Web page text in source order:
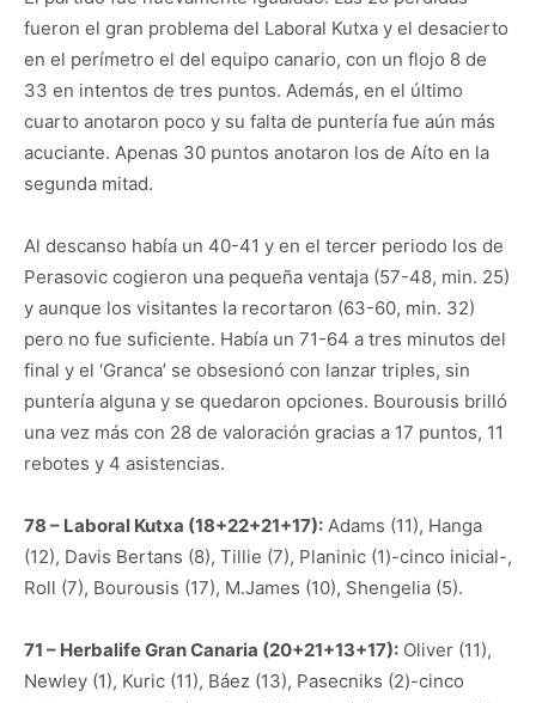
fueron el gran problema del Laboral Kutxa y el desacierto
en el perímetro el del equipo canario, con un flojo 8 de
33 en intentos de tres puntos. Además, en el último
cuarto anotaron poco y su falta de puntería fue aún más
acuciante. Apenas 30 puntos anotaron los de Aíto en la
segunda mitad.
Al descanso había un 40-41 y en el tercer periodo los de
Perasovic cogieron una pequeña ventaja (57-48, min. 25)
y aunque los visitantes la recortaron (63-60, min. 32)
pero no fue suficiente. Había un 71-64 a tres minutos del
final y el ‘Granca’ se obsesionó con lanzar triples, sin
puntería alguna y se quedaron opciones. Bourousis brilló
una vez más con 28 de valoración gracias a 17 puntos, 11
rebotes y 4 asistencias.
78 – Laboral Kutxa (18+22+21+17): Adams (11), Hanga
(12), Davis Bertans (8), Tillie (7), Planinic (1)-cinco inicial-,
Roll (7), Bourousis (17), M.James (10), Shengelia (5).
71 – Herbalife Gran Canaria (20+21+13+17): Oliver (11),
Newley (1), Kuric (11), Báez (13), Pasecniks (2)-cinco